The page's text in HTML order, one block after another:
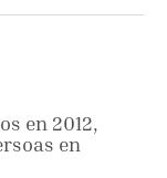
en 2012,
en